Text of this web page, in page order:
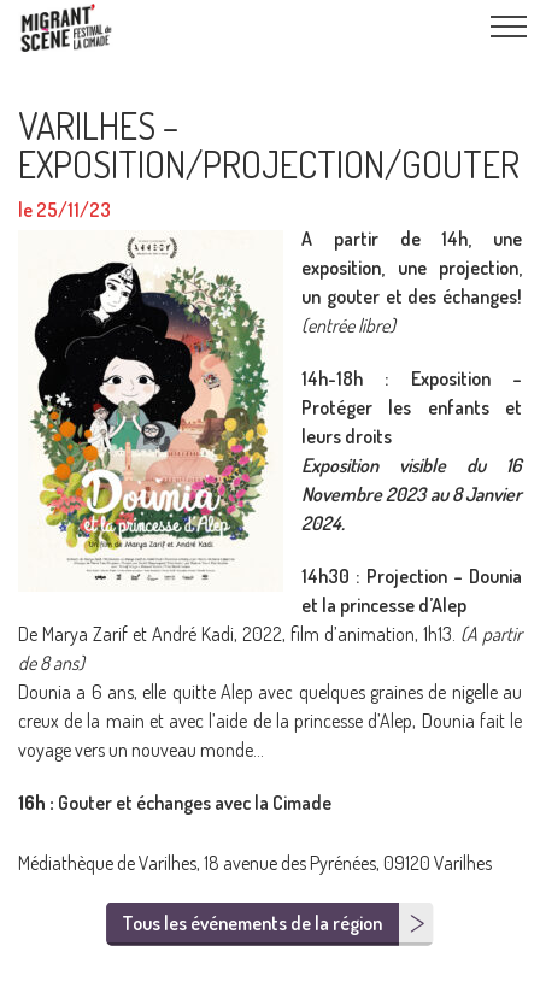
VARILHES –
EXPOSITION/PROJECTION/GOUTER
le 25/11/23
A partir de 14h, une
exposition, une projection,
un gouter et des échanges!
(entrée libre)
14h-18h : Exposition –
Protéger les enfants et
leurs droits
Exposition visible du 16
Novembre 2023 au 8 Janvier
2024.
14h30 : Projection – Dounia
et la princesse d’Alep
De Marya Zarif et André Kadi, 2022, film d’animation, 1h13. (A partir
de 8 ans)
Dounia a 6 ans, elle quitte Alep avec quelques graines de nigelle au
creux de la main et avec l’aide de la princesse d’Alep, Dounia fait le
voyage vers un nouveau monde…
16h : Gouter et échanges avec la Cimade
Médiathèque de Varilhes, 18 avenue des Pyrénées, 09120 Varilhes
Tous les événements de la région